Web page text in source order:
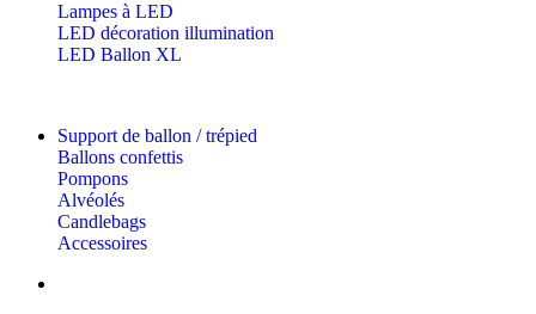
Lampes à LED
LED décoration illumination
LED Ballon XL
Support de ballon / trépied
Ballons confettis
Pompons
Alvéolés
Candlebags
Accessoires